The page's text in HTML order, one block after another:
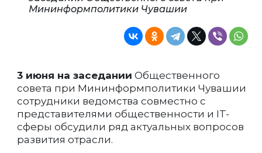
Мининформполитики Чувашии
3 июня на заседании Общественного
совета при Мининформполитики Чувашии
сотрудники ведомства совместно с
представителями общественности и IT-
сферы обсудили ряд актуальных вопросов
развития отрасли.